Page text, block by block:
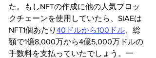
た。もしNFTの作成に他の人気ブロッ
クチェーンを使用していたら、SIAEは
NFT1個あたり 40ドルから100ドル 、総
額で1億8,000万から4億5,000万ドルの
手数料を支払っていたでしょう。一